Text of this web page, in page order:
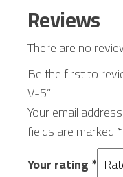
Reviews
There are no
Be the first to
V-5”
Your email
fields are marked*
Your rating*